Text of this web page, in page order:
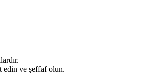
edin ve şeffaf olun.